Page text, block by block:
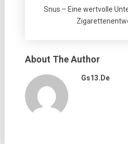
Snus – Eine wertvolle
About The Author
Gs13.de